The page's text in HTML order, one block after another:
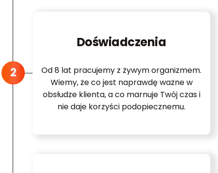
Doświadczenia
Od 8 lat pracujemy z żywym organizmem.
Wiemy, że co jest naprawdę ważne w
obsłudze klienta, a co marnuje Twój czas i
nie daje korzyści podopiecznemu.